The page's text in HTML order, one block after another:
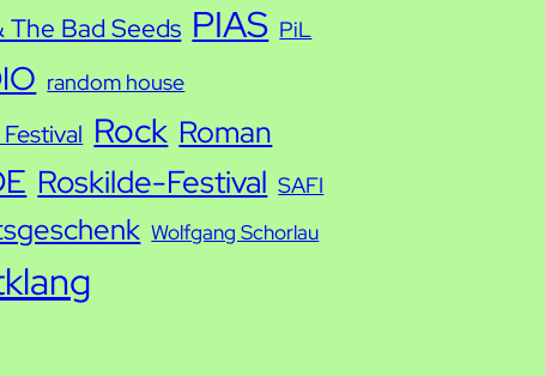
The Bad Seeds PIAS PiL
random house
Rock Roman
Roskilde-Festival SAFI
Wolfgang Schorlau